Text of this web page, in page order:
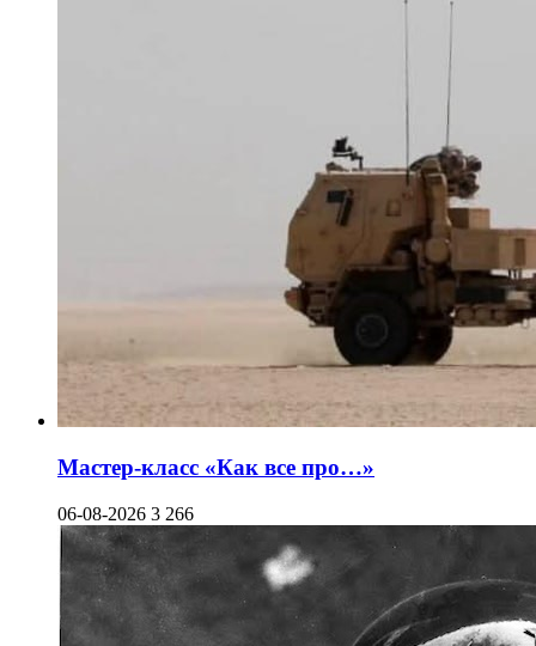
Мастер-класс «Как все про…»
06-08-2026 3 266